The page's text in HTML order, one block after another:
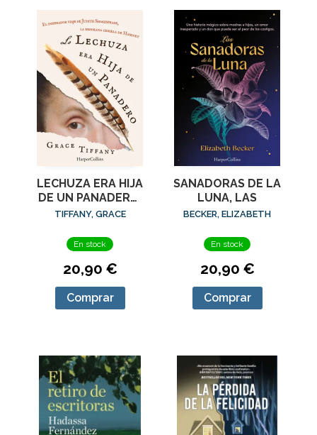
LECHUZA ERA HIJA
DE UN PANADERO,
LA
TIFFANY, GRACE
En stock
20,90 €
Comprar
SANADORAS DE LA
LUNA, LAS
BECKER, ELIZABETH
En stock
20,90 €
Comprar